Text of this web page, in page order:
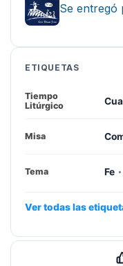
Se entregó
ETIQUETAS
Tiempo
Litúrgico
Misa
Tema Fe ·
Ver todas las